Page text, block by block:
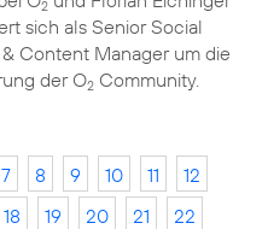
2
sich als Senior Social
Content Manager um die
der O2Community.
7 8 9 10 11
12
18 19 20 21
22